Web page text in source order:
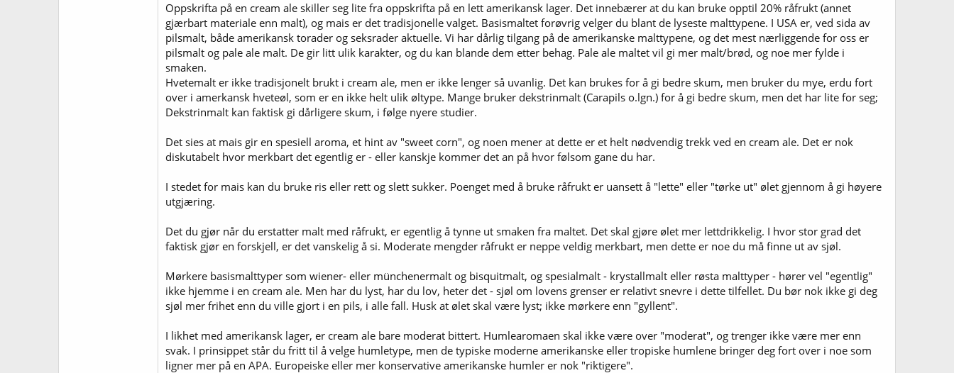
Oppskrifta på en cream ale skiller seg lite fra oppskrifta på en lett amerikansk lager. Det innebærer at du kan bruke opptil 20% råfrukt (annet
gjærbart materiale enn malt), og mais er det tradisjonelle valget. Basismaltet forøvrig velger du blant de lyseste malttypene. I USA er, ved sida av
pilsmalt, både amerikansk torader og seksrader aktuelle. Vi har dårlig tilgang på de amerikanske malttypene, og det mest nærliggende for oss er
pilsmalt og pale ale malt. De gir litt ulik karakter, og du kan blande dem etter behag. Pale ale maltet vil gi mer malt/brød, og noe mer fylde i
smaken.
Hvetemalt er ikke tradisjonelt brukt i cream ale, men er ikke lenger så uvanlig. Det kan brukes for å gi bedre skum, men bruker du mye, erdu fort
over i amerkansk hveteøl, som er en ikke helt ulik øltype. Mange bruker dekstrinmalt (Carapils o.lgn.) for å gi bedre skum, men det har lite for seg;
Dekstrinmalt kan faktisk gi dårligere skum, i følge nyere studier.
Det sies at mais gir en spesiell aroma, et hint av "sweet corn", og noen mener at dette er et helt nødvendig trekk ved en cream ale. Det er nok
diskutabelt hvor merkbart det egentlig er - eller kanskje kommer det an på hvor følsom gane du har.
I stedet for mais kan du bruke ris eller rett og slett sukker. Poenget med å bruke råfrukt er uansett å "lette" eller "tørke ut" ølet gjennom å gi høyere
utgjæring.
Det du gjør når du erstatter malt med råfrukt, er egentlig å tynne ut smaken fra maltet. Det skal gjøre ølet mer lettdrikkelig. I hvor stor grad det
faktisk gjør en forskjell, er det vanskelig å si. Moderate mengder råfrukt er neppe veldig merkbart, men dette er noe du må finne ut av sjøl.
Mørkere basismalttyper som wiener- eller münchenermalt og bisquitmalt, og spesialmalt - krystallmalt eller røsta malttyper - hører vel "egentlig"
ikke hjemme i en cream ale. Men har du lyst, har du lov, heter det - sjøl om lovens grenser er relativt snevre i dette tilfellet. Du bør nok ikke gi deg
sjøl mer frihet enn du ville gjort i en pils, i alle fall. Husk at ølet skal være lyst; ikke mørkere enn "gyllent".
I likhet med amerikansk lager, er cream ale bare moderat bittert. Humlearomaen skal ikke være over "moderat", og trenger ikke være mer enn
svak. I prinsippet står du fritt til å velge humletype, men de typiske moderne amerikanske eller tropiske humlene bringer deg fort over i noe som
ligner mer på en APA. Europeiske eller mer konservative amerikanske humler er nok "riktigere".